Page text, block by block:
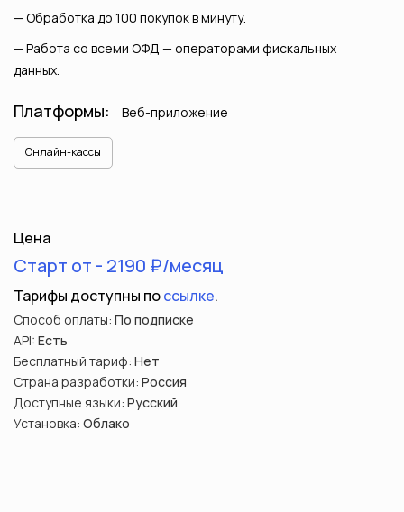
Обработка до 100 покупок в минуту.
Работа со всеми ОФД — операторами фискальных
данных.
Платформы: Веб-приложение
Онлайн-кассы
Цена
Старт от - 2190 ₽/месяц
Тарифы доступны поссылке.
Способ оплаты: По подписке
API: Есть
Бесплатный тариф: Нет
Страна разработки: Россия
Доступные языки: Русский
Установка: Облако